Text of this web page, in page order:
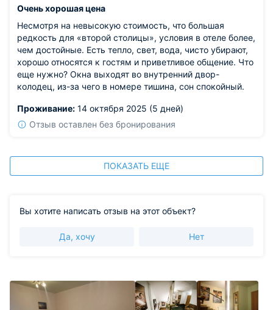
-всегда пожалуйста, позавтракать - приятного аппетита.
Из недостатков: понравилось нам все. Несколько
моментов, которые хотелось бы улучшить и которые,
скорее всего, после завершения ремонта будут
разрешены. Очень не хватало полочек в санузле
(женщины поймут)))). Отсутствие тумбочек в номере
компенсировалось разрешением принести из коридора
старые, чем мы и воспользовались. Холодильника на
номерах он есть, но нам достался без него), а вот
микроволновки явно недоставало (есть в комнате
третий с тарелками). Вот, пожалуй, и все. Остальное
было замечательно!
Очень хорошая цена
Несмотря на невысокую стоимость, что большая
редкость для «второй столицы», условия в отеле более,
чем достойные. Есть тепло, свет, вода, чисто убирают,
хорошо относятся к гостям и приветливое общение. Что
еще нужно? Окна выходят во внутренний двор-
колодец, из-за чего в номере тишина, сон спокойный.
Проживание: 14 октября 2025 (5 дней)
Отзыв оставлен без бронирования
ПОКАЗАТЬ ЕЩЕ
Вы хотите написать отзыв на этот объект?
Да, хочу Нет